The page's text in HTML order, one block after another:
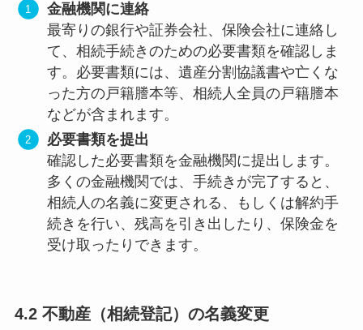
金融機関に連絡
最寄りの銀行や証券会社、保険会社に連絡し
て、相続手続きのための必要書類を確認しま
す。必要書類には、遺産分割協議書や亡くな
った方の戸籍謄本等、相続人全員の戸籍謄本
などが含まれます。
必要書類を提出
確認した必要書類を金融機関に提出します。
多くの金融機関では、手続きが完了すると、
相続人の名義に変更される、もしくは解約手
続きを行い、残高を引き出したり、保険金を
受け取ったりできます。
4.2 不動産（相続登記）の名義変更